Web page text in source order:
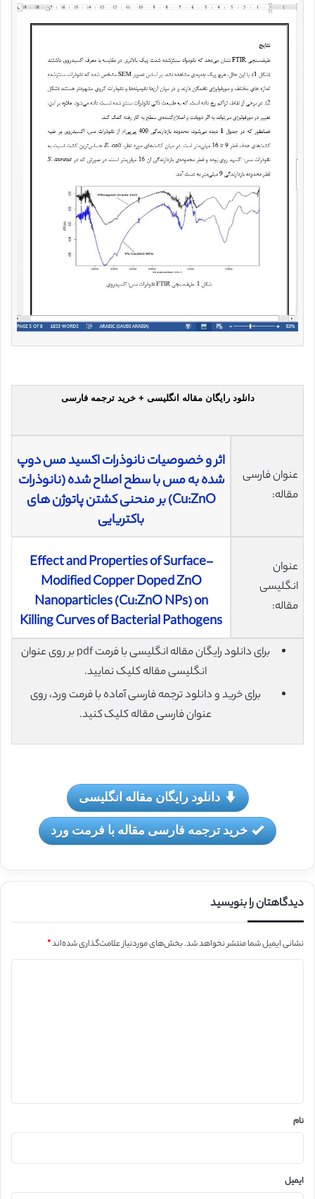
دانلود رایگان مقاله انگلیسی + خرید ترجمه فارسی
عنوان فارسی
مقاله:
اثر و خصوصیات نانوذرات اکسید مس دوپ
شده به مس با سطح اصلاح شده (نانوذرات
Cu:ZnO) بر منحنی کشتن پاتوژن های
باکتریایی
عنوان
انگلیسی
مقاله:
Effect and Properties of Surface-
Modified Copper Doped ZnO
Nanoparticles (Cu:ZnO NPs) on
Killing Curves of Bacterial Pathogens
برای دانلود رایگان مقاله انگلیسی با فرمت pdf بر روی عنوان
انگلیسی مقاله کلیک نمایید.
برای خرید و دانلود ترجمه فارسی آماده با فرمت ورد، روی
عنوان فارسی مقاله کلیک کنید.
دانلود رایگان مقاله انگلیسی
خرید ترجمه فارسی مقاله با فرمت ورد
دیدگاهتان را بنویسید
نشانی ایمیل شما منتشر نخواهد شد.بخش‌های موردنیاز علامت‌گذاری شده‌اند*
نام
ایمیل